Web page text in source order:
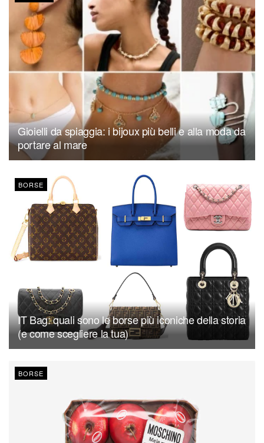
Gioielli da spiaggia: i bijoux più belli e alla moda da
portare al mare
BORSE
IT Bag: quali sono le borse più iconiche della storia
(e come scegliere la tua)
BORSE